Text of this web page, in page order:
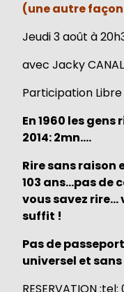
(une autre
Jeudi 3 août à
avec Jacky CANAL
Participation Libre
En 1960 les
2014: 2mn….
Rire sans raison
103 ans…pas de
vous savez rire…
suffit !
Pas de
universel et